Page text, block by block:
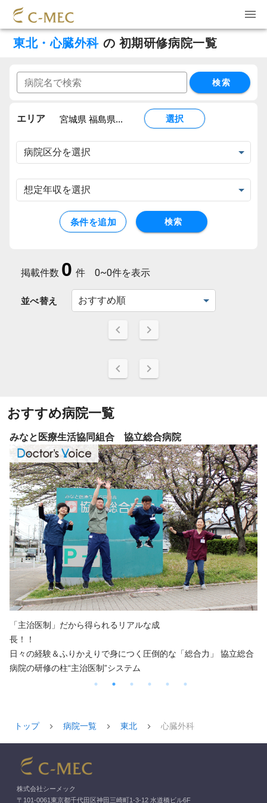
東北・心臓外科 の 初期研修病院一覧
検索
エリア 宮城県 福島県... 選択
条件を追加 検索
掲載件数 0 件 0~0件を表示
並べ替え
おすすめ病院一覧
みなと医療生活協同組合 協立総合病院
「主治医制」だから得られるリアルな成
長！
日々の経験＆ふりかえりで身につく圧倒的な「総合力」 協立総合
病院の研修の柱“主治医制”システム
トップ 病院一覧 東北 心臓外科
株式会社シーメック
〒101-0061東京都千代田区神田三崎町1-3-12 水道橋ビル6F